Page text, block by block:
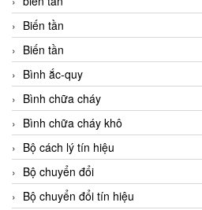
Biến tần
Biến tần
Bình ắc-quy
Bình chữa cháy
Bình chữa cháy khô
Bộ cách lý tín hiệu
Bộ chuyển đổi
Bộ chuyển đổi tín hiệu